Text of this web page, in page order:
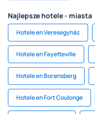
Najlepsze hotele - miasta
Hotele en Veresegyház
Hotele en Fayetteville
Hotele en Borensberg
Hotele en Fort Coulonge